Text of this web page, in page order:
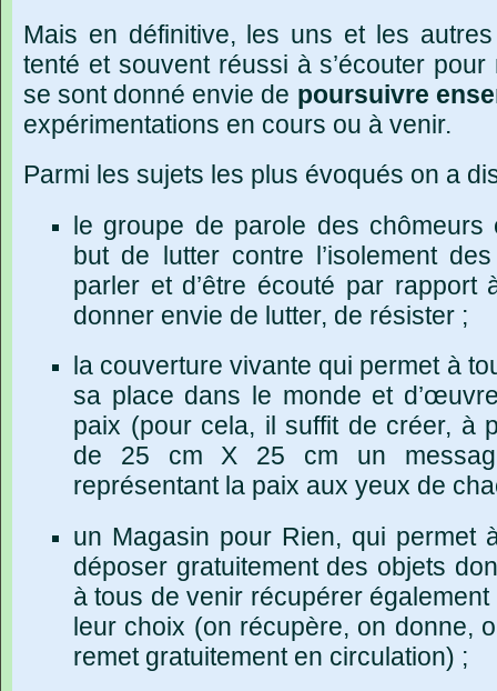
Mais en définitive, les uns et les
tenté et souvent réussi à s’écouter
se sont donné envie de poursuivre
expérimentations en cours ou à venir.
Parmi les sujets les plus évoqués on a
le groupe de parole des
but de lutter contre l’isolement
parler et d’être écouté par rapport
donner envie de lutter, de résister ;
la couverture vivante qui permet à
sa place dans le monde et
paix (pour cela, il suffit de créer, à
de 25 cm X 25 cm un
représentant la paix aux yeux de
un Magasin pour Rien, qui permet
déposer gratuitement des objets
à tous de venir récupérer
leur choix (on récupère, on donne,
remet gratuitement en circulation) ;